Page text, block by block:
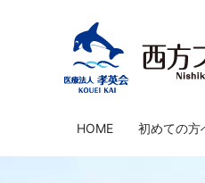
HOME 初めての方